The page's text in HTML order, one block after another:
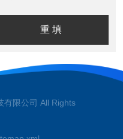
有限公司 All Rights